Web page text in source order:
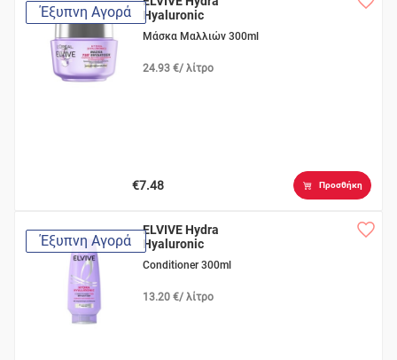
Έξυπνη Αγορά
Hyaluronic
Μάσκα Μαλλιών 300ml
24.93 €/ λίτρο
€7.48 Προσθήκη
Έξυπνη Αγορά
ELVIVE Hydra
Hyaluronic
Conditioner 300ml
13.20 €/ λίτρο